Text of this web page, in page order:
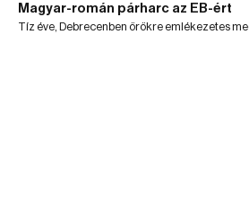
Magyar-román párharc az EB-ért
Tíz éve, Debrecenben örökre emlékezetes